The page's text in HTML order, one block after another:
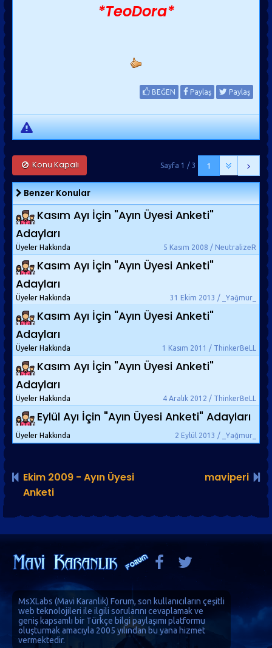
*TeoDora*
BEĞEN Paylaş Paylaş
Konu Kapalı 1
Sayfa 1 / 3
Benzer Konular
Kasım Ayı İçin "Ayın Üyesi Anketi"
Adayları
5 Kasım 2008 / NeutralizeR
Üyeler Hakkında
Kasım Ayı İçin "Ayın Üyesi Anketi"
Adayları
31 Ekim 2013 / _Yağmur_
Üyeler Hakkında
Kasım Ayı İçin "Ayın Üyesi Anketi"
Adayları
1 Kasım 2011 / ThinkerBeLL
Üyeler Hakkında
Kasım Ayı İçin "Ayın Üyesi Anketi"
Adayları
4 Aralık 2012 / ThinkerBeLL
Üyeler Hakkında
Eylül Ayı İçin "Ayın Üyesi Anketi" Adayları
2 Eylül 2013 / _Yağmur_
Üyeler Hakkında
Ekim 2009 - Ayın Üyesi
Anketi
maviperi
MsXLabs (Mavi Karanlık) Forum, son kullanıcıların çeşitli
web teknolojileri ile ilgili sorularını cevaplamak ve
geniş kapsamlı bir Türkçe bilgi paylaşımı platformu
oluşturmak amacıyla 2005 yılından bu yana hizmet
vermektedir.